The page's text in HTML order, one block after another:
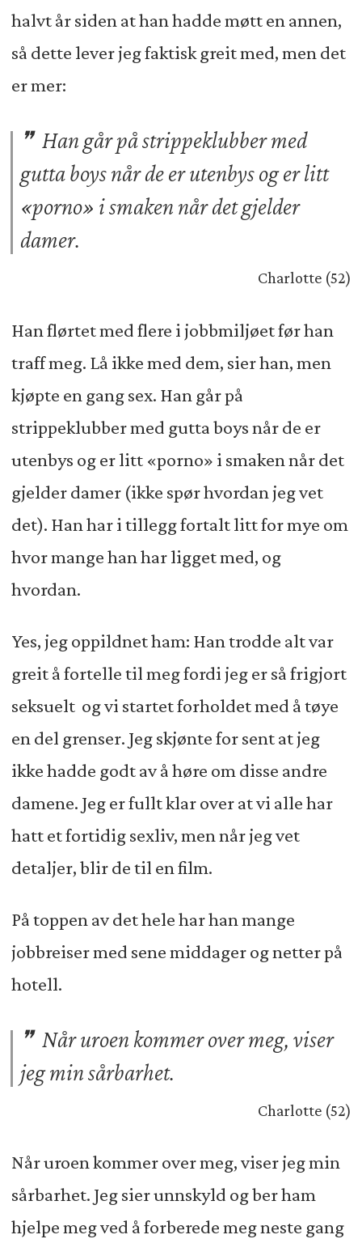
halvt år siden at han hadde møtt en annen,
så dette lever jeg faktisk greit med, men det
er mer:
Han går på strippeklubber med
gutta boys når de er utenbys og er litt
«porno» i smaken når det gjelder
damer.
Charlotte (52)
Han flørtet med flere i jobbmiljøet før han
traff meg. Lå ikke med dem, sier han, men
kjøpte en gang sex. Han går på
strippeklubber med gutta boys når de er
utenbys og er litt «porno» i smaken når det
gjelder damer (ikke spør hvordan jeg vet
det). Han har i tillegg fortalt litt for mye om
hvor mange han har ligget med, og
hvordan.
Yes, jeg oppildnet ham: Han trodde alt var
greit å fortelle til meg fordi jeg er så frigjort
seksuelt og vi startet forholdet med å tøye
en del grenser. Jeg skjønte for sent at jeg
ikke hadde godt av å høre om disse andre
damene. Jeg er fullt klar over at vi alle har
hatt et fortidig sexliv, men når jeg vet
detaljer, blir de til en film.
På toppen av det hele har han mange
jobbreiser med sene middager og netter på
hotell.
Når uroen kommer over meg, viser
jeg min sårbarhet.
Charlotte (52)
Når uroen kommer over meg, viser jeg min
sårbarhet. Jeg sier unnskyld og ber ham
hjelpe meg ved å forberede meg neste gang